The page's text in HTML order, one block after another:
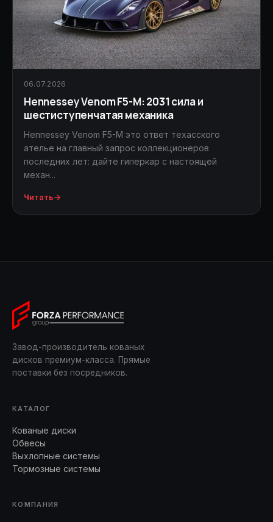
06.07.2026
Hennessey Venom F5-M: 2031 сила и
шестиступенчатая механика
Hennessey Venom F5-M это ответ техасского
ателье на главный запрос коллекционеров
последних лет: дайте гиперкар с настоящей
механ...
Читать→
Завод-производитель кованых
дисков премиум-класса. Прямые
поставки без посредников.
КАТАЛОГ
Кованые диски
Обвесы
Выхлопные системы
Тормозные системы
КОМПАНИЯ